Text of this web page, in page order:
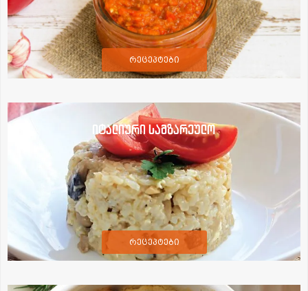
რეცეპტები
იტალიური სამზარეულო
რეცეპტები